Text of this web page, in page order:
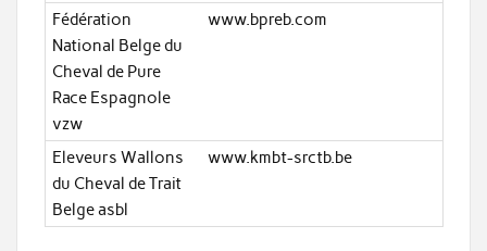
Fédération
National Belge du
Cheval de Pure
Race Espagnole
vzw
www.bpreb.com
Eleveurs Wallons
du Cheval de Trait
Belge asbl
www.kmbt-srctb.be